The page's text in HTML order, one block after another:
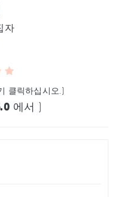
자
클릭하십시오.)
에서 )